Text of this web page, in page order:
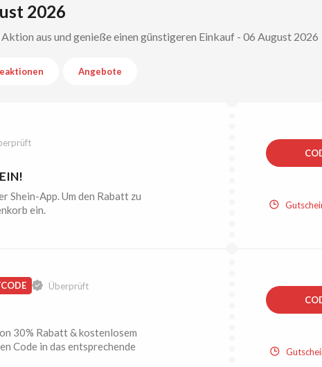
2026
aus und genieße einen günstigeren Einkauf - 06 August 2026
Angebote
Shein-App. Um den Rabatt zu
ein.
Überprüft
30% Rabatt & kostenlosem
Code in das entsprechende